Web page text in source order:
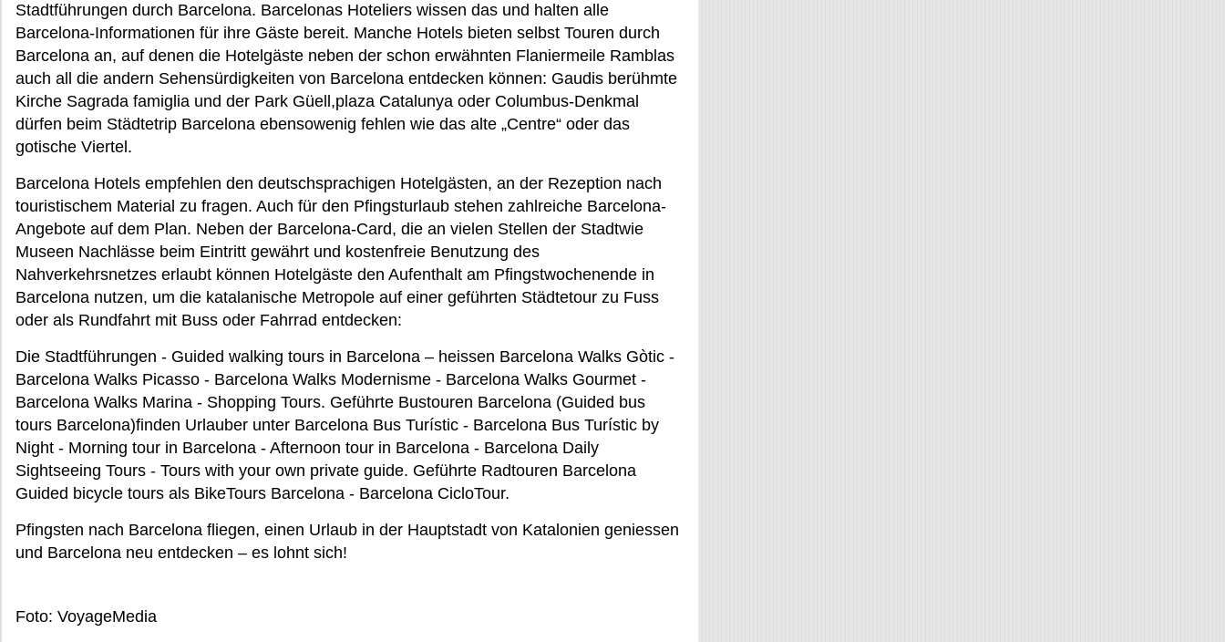
Stadtführungen durch Barcelona. Barcelonas Hoteliers wissen das und halten alle
Barcelona-Informationen für ihre Gäste bereit. Manche Hotels bieten selbst Touren durch
Barcelona an, auf denen die Hotelgäste neben der schon erwähnten Flaniermeile Ramblas
auch all die andern Sehensürdigkeiten von Barcelona entdecken können: Gaudis berühmte
Kirche Sagrada famiglia und der Park Güell,plaza Catalunya oder Columbus-Denkmal
dürfen beim Städtetrip Barcelona ebensowenig fehlen wie das alte „Centre“ oder das
gotische Viertel.
Barcelona Hotels empfehlen den deutschsprachigen Hotelgästen, an der Rezeption nach
touristischem Material zu fragen. Auch für den Pfingsturlaub stehen zahlreiche Barcelona-
Angebote auf dem Plan. Neben der Barcelona-Card, die an vielen Stellen der Stadtwie
Museen Nachlässe beim Eintritt gewährt und kostenfreie Benutzung des
Nahverkehrsnetzes erlaubt können Hotelgäste den Aufenthalt am Pfingstwochenende in
Barcelona nutzen, um die katalanische Metropole auf einer geführten Städtetour zu Fuss
oder als Rundfahrt mit Buss oder Fahrrad entdecken:
Die Stadtführungen - Guided walking tours in Barcelona – heissen Barcelona Walks Gòtic -
Barcelona Walks Picasso - Barcelona Walks Modernisme - Barcelona Walks Gourmet -
Barcelona Walks Marina - Shopping Tours. Geführte Bustouren Barcelona (Guided bus
tours Barcelona)finden Urlauber unter Barcelona Bus Turístic - Barcelona Bus Turístic by
Night - Morning tour in Barcelona - Afternoon tour in Barcelona - Barcelona Daily
Sightseeing Tours - Tours with your own private guide. Geführte Radtouren Barcelona
Guided bicycle tours als BikeTours Barcelona - Barcelona CicloTour.
Pfingsten nach Barcelona fliegen, einen Urlaub in der Hauptstadt von Katalonien geniessen
und Barcelona neu entdecken – es lohnt sich!
Foto: VoyageMedia